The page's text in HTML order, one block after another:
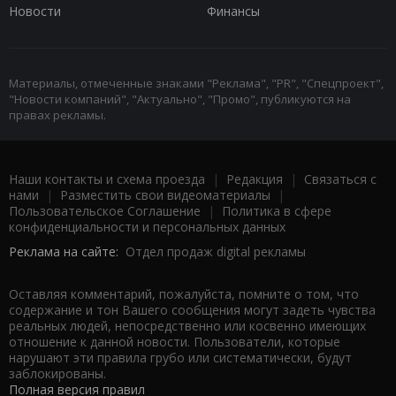
Новости
Финансы
Материалы, отмеченные знаками "Реклама", "PR", "Спецпроект",
"Новости компаний", "Актуально", "Промо", публикуются на
правах рекламы.
Наши контакты и схема проезда | Редакция | Связаться с
нами | Разместить свои видеоматериалы |
Пользовательское Соглашение |
Политика в сфере
конфиденциальности и персональных данных
Реклама на сайте: Отдел продаж digital рекламы
Оставляя комментарий, пожалуйста, помните о том, что
содержание и тон Вашего сообщения могут задеть чувства
реальных людей, непосредственно или косвенно имеющих
отношение к данной новости. Пользователи, которые
нарушают эти правила грубо или систематически, будут
заблокированы.
Полная версия правил